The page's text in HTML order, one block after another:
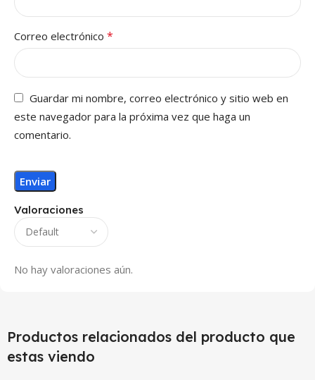
Valoraciones
No hay valoraciones aún.
Correo electrónico *
Guardar mi nombre, correo electrónico y sitio web en
este navegador para la próxima vez que haga un
comentario.
Productos relacionados del producto que
estas viendo